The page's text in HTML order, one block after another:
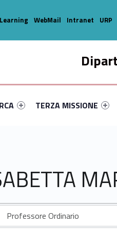
primary-29958-14
#link-menu-primary-
Link identifier #link-
TERZA MISSIONE
WebMail Intranet URP
Professore Ordinario